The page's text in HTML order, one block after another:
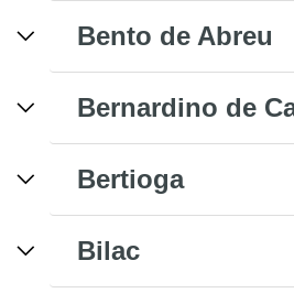
Bento de Abreu
Bernardino de
Bertioga
Bilac